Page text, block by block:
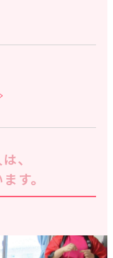
、
す。